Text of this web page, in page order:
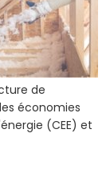
de
économies
(CEE) et